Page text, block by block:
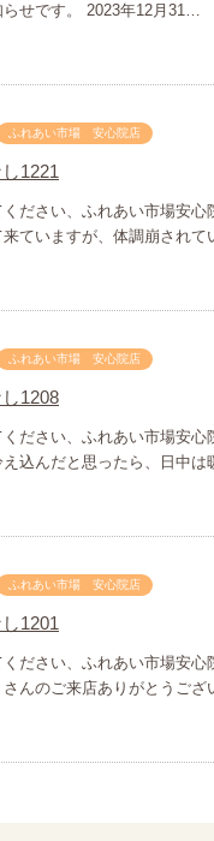
せです。 2023年12月31…
ふれあい市場 安心院店
1221
ださい、ふれあい市場安
来ていますが、体調崩され
ふれあい市場 安心院店
1208
ださい、ふれあい市場安心
込んだと思ったら、日中
ふれあい市場 安心院店
1201
ださい、ふれあい市場安心
さんのご来店ありがとうご